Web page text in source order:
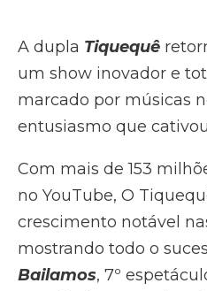
A dupla Tiquequê
um show inovador e
marcado por músicas
entusiasmo que
Com mais de 153
no YouTube, O
crescimento notável
mostrando todo o
Bailamos, 7º